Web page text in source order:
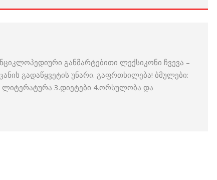
განმარტებითი ლექსიკონი ჩვევა –
გადაწყვეტის უნარი. გაფრთხილება! ბმულები:
3.დიეტები 4.ორსულობა და